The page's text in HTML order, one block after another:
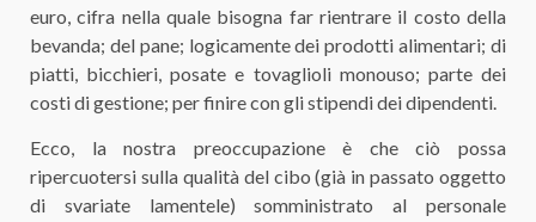
euro, cifra nella quale bisogna far rientrare il costo della
bevanda; del pane; logicamente dei prodotti alimentari; di
piatti, bicchieri, posate e tovaglioli monouso; parte dei
costi di gestione; per finire con gli stipendi dei dipendenti.
Ecco, la nostra preoccupazione è che ciò possa
ripercuotersi sulla qualità del cibo (già in passato oggetto
di svariate lamentele) somministrato al personale